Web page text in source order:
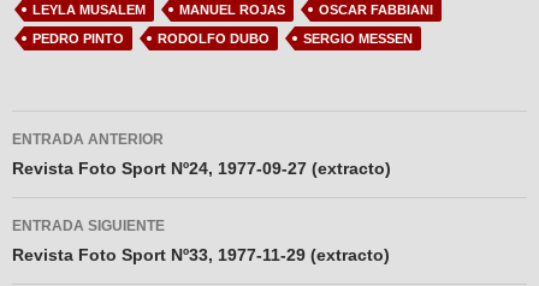
LEYLA MUSALEM
MANUEL ROJAS
OSCAR FABBIANI
PEDRO PINTO
RODOLFO DUBO SERGIO MESSEN
Navegador
de
entradas
ENTRADA ANTERIOR
Revista Foto Sport Nº24, 1977-09-27 (extracto)
ENTRADA SIGUIENTE
Revista Foto Sport Nº33, 1977-11-29 (extracto)